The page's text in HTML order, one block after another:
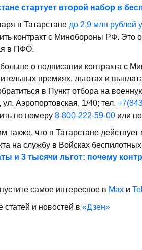
стартует второй набор в
в Татарстане до 2,9 млн рублей
контракт с Минобороны РФ. Это
в ПФО.
больше о подписании контракта с
премиях, льготах и
в Пункт отбора на
ул. Аэропортовская, 1/40; тел.
по номеру 8-800-222-59-00 или
также, что в Татарстане
на службу в Войсках
и 3 тысячи льгот: почему
самое интересное в Max и
статей и новостей в «Дзен»